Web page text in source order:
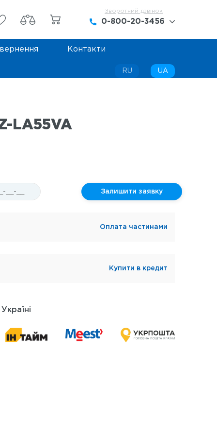
Зворотний дзвінок
0-800-20-3456
0-800-20-3456
+38 (068) 442-42-45
Контакти
RU UA
LA55VA
Залишити заявку
Оплата частинами
Купити в кредит